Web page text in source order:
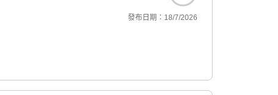
發布日期： 18/7/2026